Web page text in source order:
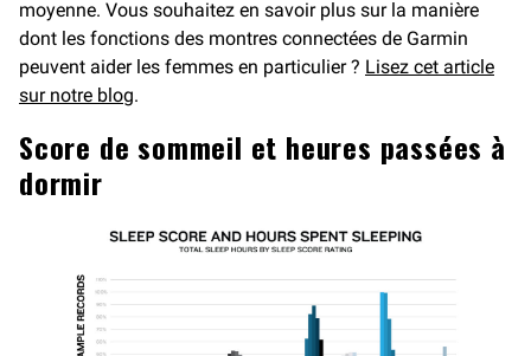
moyenne. Vous souhaitez en savoir plus sur la manière
dont les fonctions des montres connectées de Garmin
peuvent aider les femmes en particulier ? Lisez cet article
sur notre blog.
Score de sommeil et heures passées à
dormir